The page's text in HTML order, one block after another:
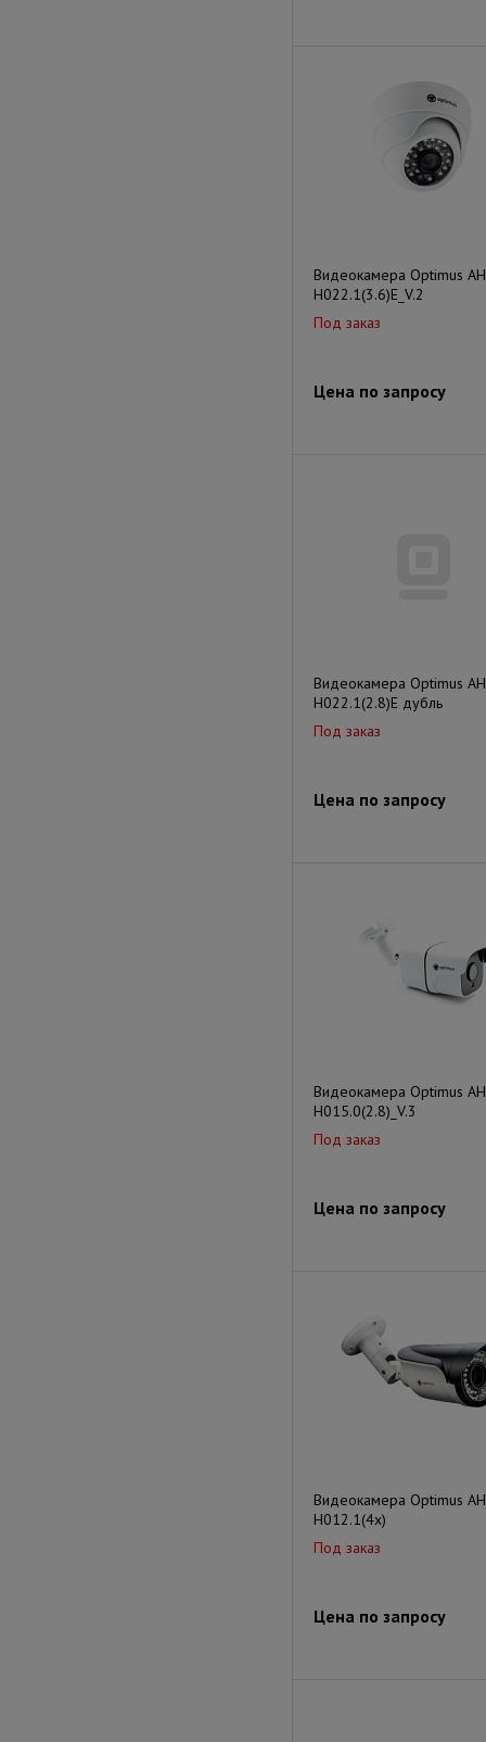
Видеокамера Optimus
H022.1(3.6)E_V.2
Под заказ
Цена по запросу
Видеокамера Optimus
H022.1(2.8)E дубль
Под заказ
Цена по запросу
Видеокамера Optimus
H015.0(2.8)_V.3
Под заказ
Цена по запросу
Видеокамера Optimus
H012.1(4x)
Под заказ
Цена по запросу